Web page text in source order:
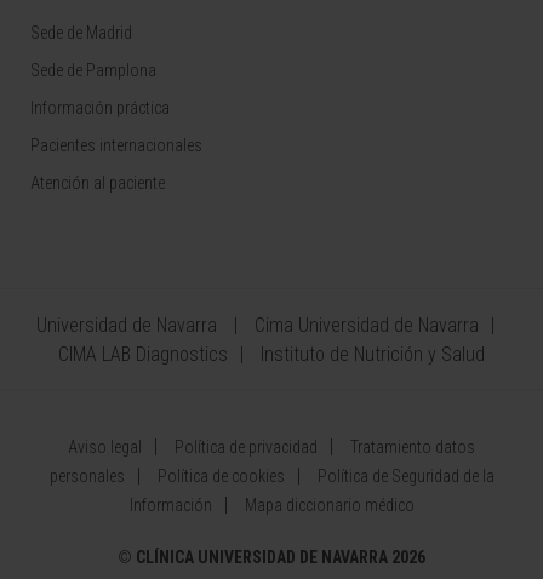
Sede de Madrid
Sede de Pamplona
Información práctica
Pacientes internacionales
Atención al paciente
Universidad de Navarra
Cima Universidad de Navarra
CIMA LAB Diagnostics
Instituto de Nutrición y Salud
Aviso legal Política de privacidad
Tratamiento datos
personales
Política de cookies
Política de Seguridad de la
Información
Mapa diccionario médico
© CLÍNICA UNIVERSIDAD DE NAVARRA 2026